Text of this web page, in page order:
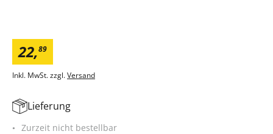
22,89
Inkl. MwSt. zzgl.Versand
Lieferung
Zurzeit nicht bestellbar